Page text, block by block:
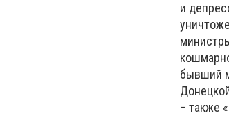
и
бывший
– также